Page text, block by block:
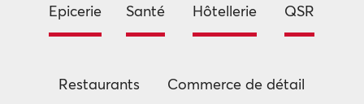
Epicerie Santé Hôtellerie QSR
Restaurants Commerce de détail